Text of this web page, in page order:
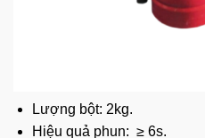
Lượng bột: 2kg.
Hiệu quả phun: ≥ 6s.